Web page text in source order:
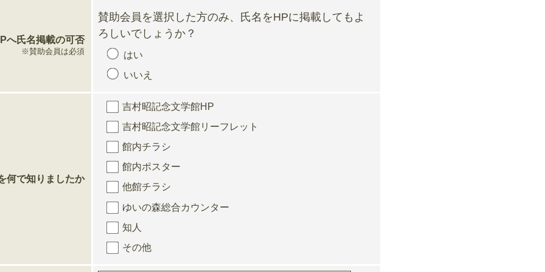
へ氏名掲載の可否
※賛助会員は必須
賛助会員を選択した方のみ、氏名をHPに掲載してもよ
ろしいでしょうか？
はい
いいえ
何で知りましたか
吉村昭記念文学館HP
吉村昭記念文学館リーフレット
館内チラシ
館内ポスター
他館チラシ
ゆいの森総合カウンター
知人
その他